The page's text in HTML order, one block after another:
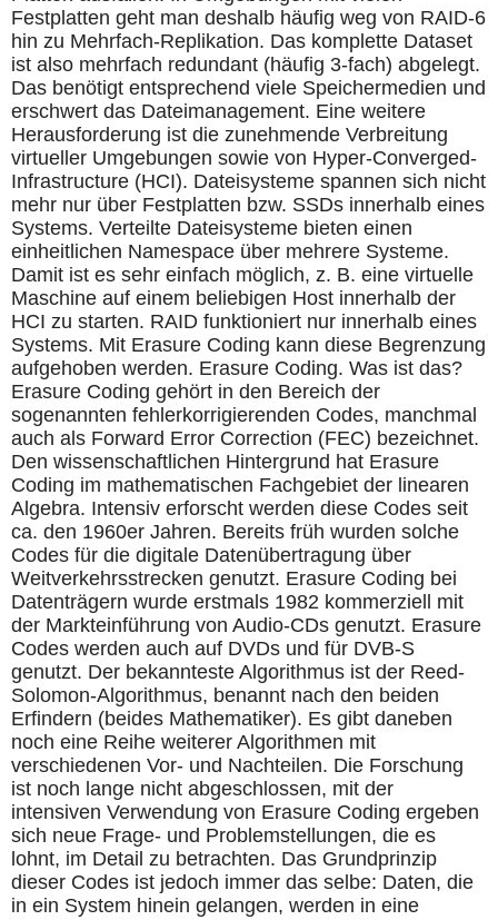
Festplatten geht man deshalb häufig weg von RAID-6
hin zu Mehrfach-Replikation. Das komplette Dataset
ist also mehrfach redundant (häufig 3-fach) abgelegt.
Das benötigt entsprechend viele Speichermedien und
erschwert das Dateimanagement. Eine weitere
Herausforderung ist die zunehmende Verbreitung
virtueller Umgebungen sowie von Hyper-Converged-
Infrastructure (HCI). Dateisysteme spannen sich nicht
mehr nur über Festplatten bzw. SSDs innerhalb eines
Systems. Verteilte Dateisysteme bieten einen
einheitlichen Namespace über mehrere Systeme.
Damit ist es sehr einfach möglich, z. B. eine virtuelle
Maschine auf einem beliebigen Host innerhalb der
HCI zu starten. RAID funktioniert nur innerhalb eines
Systems. Mit Erasure Coding kann diese Begrenzung
aufgehoben werden. Erasure Coding. Was ist das?
Erasure Coding gehört in den Bereich der
sogenannten fehlerkorrigierenden Codes, manchmal
auch als Forward Error Correction (FEC) bezeichnet.
Den wissenschaftlichen Hintergrund hat Erasure
Coding im mathematischen Fachgebiet der linearen
Algebra. Intensiv erforscht werden diese Codes seit
ca. den 1960er Jahren. Bereits früh wurden solche
Codes für die digitale Datenübertragung über
Weitverkehrsstrecken genutzt. Erasure Coding bei
Datenträgern wurde erstmals 1982 kommerziell mit
der Markteinführung von Audio-CDs genutzt. Erasure
Codes werden auch auf DVDs und für DVB-S
genutzt. Der bekannteste Algorithmus ist der Reed-
Solomon-Algorithmus, benannt nach den beiden
Erfindern (beides Mathematiker). Es gibt daneben
noch eine Reihe weiterer Algorithmen mit
verschiedenen Vor- und Nachteilen. Die Forschung
ist noch lange nicht abgeschlossen, mit der
intensiven Verwendung von Erasure Coding ergeben
sich neue Frage- und Problemstellungen, die es
lohnt, im Detail zu betrachten. Das Grundprinzip
dieser Codes ist jedoch immer das selbe: Daten, die
in ein System hinein gelangen, werden in eine